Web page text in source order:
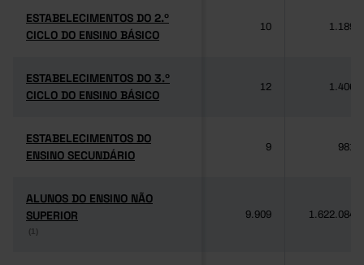
ESTABELECIMENTOS DO 2.º
CICLO DO ENSINO BÁSICO
ESTABELECIMENTOS DO 2.º
CICLO DO ENSINO BÁSICO
10 1.189
ESTABELECIMENTOS DO 3.º
CICLO DO ENSINO BÁSICO
ESTABELECIMENTOS DO 3.º
CICLO DO ENSINO BÁSICO
12 1.406
ESTABELECIMENTOS DO
ENSINO SECUNDÁRIO
ESTABELECIMENTOS DO
ENSINO SECUNDÁRIO
9 981
ALUNOS DO ENSINO NÃO
SUPERIOR
(1)
ALUNOS DO ENSINO NÃO
SUPERIOR
(1)
9.909 1.622.084